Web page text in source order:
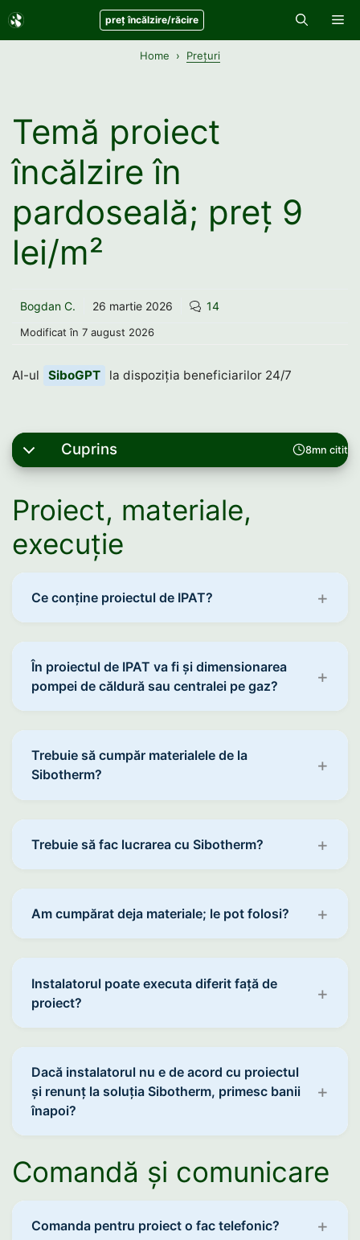
Sari
la
preț încălzire/răcire
Home Prețuri
Temă proiect
încălzire în
pardoseală; preț 9
lei/m²
Bogdan C. 26 martie 2026 14
Modificat în 7 august 2026
AI-ul SiboGPT la dispoziția beneficiarilor 24/7
8mn citit
Cuprins
Proiect, materiale,
execuție
Ce conține proiectul de IPAT?
În proiectul de IPAT va fi și dimensionarea
pompei de căldură sau centralei pe gaz?
Trebuie să cumpăr materialele de la
Sibotherm?
Trebuie să fac lucrarea cu Sibotherm?
Am cumpărat deja materiale; le pot folosi?
Instalatorul poate executa diferit față de
proiect?
Dacă instalatorul nu e de acord cu proiectul
și renunț la soluția Sibotherm, primesc banii
înapoi?
Comandă și comunicare
Comanda pentru proiect o fac telefonic?